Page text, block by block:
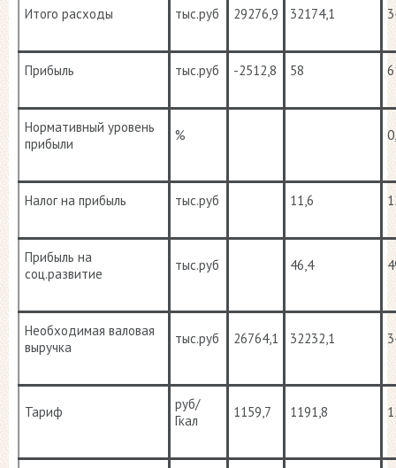
Итого расходы тыс.руб 29276,9 32174,1
Прибыль тыс.руб -2512,8 58
Нормативный уровень
прибыли
%
Налог на прибыль тыс.руб 11,6
Прибыль на
соц.развитие
тыс.руб 46,4
Необходимая валовая
выручка
тыс.руб 26764,1 32232,1
Тариф
руб/
Гкал
1159,7 1191,8